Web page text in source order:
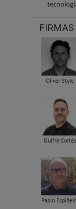
Oliver Style
Guifre Cortés
Pablo